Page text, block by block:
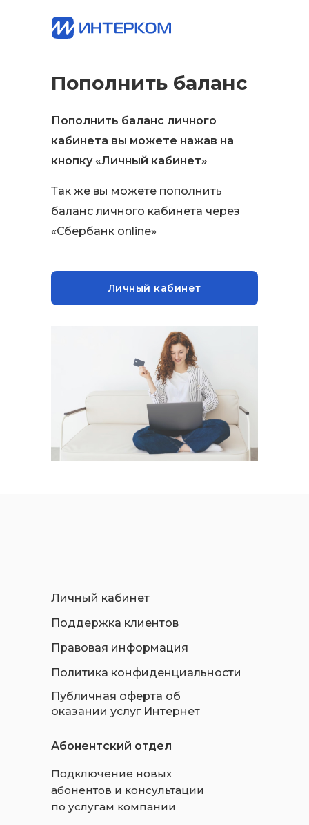
Пополнить баланс
Пополнить баланс личного
кабинета вы можете нажав на
кнопку «Личный кабинет»
Так же вы можете пополнить
баланс личного кабинета через
«Сбербанк online»
Личный кабинет
Личный кабинет
Поддержка клиентов
Политика конфиденциальности
Публичная оферта об
оказании услуг Интернет
Правовая информация
Подключение новых
абонентов и консультации
по услугам компании
Абонентский отдел